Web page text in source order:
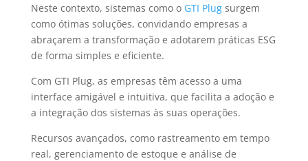
Neste contexto, sistemas como o GTI Plugsurgem
como ótimas soluções, convidando empresas a
abraçarem a transformação e adotarem práticas ESG
de forma simples e eficiente.
Com GTI Plug, as empresas têm acesso a uma
interface amigável e intuitiva, que facilita a adoção e
a integração dos sistemas às suas operações.
Recursos avançados, como rastreamento em tempo
real, gerenciamento de estoque e análise de